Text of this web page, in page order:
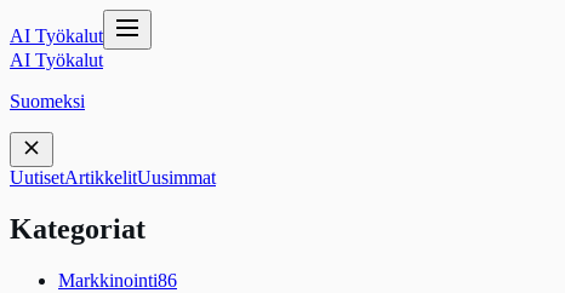
AI Työkalut
AI Työkalut
Suomeksi
UutisetArtikkelitUusimmat
Kategoriat
Markkinointi86